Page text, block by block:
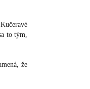
to tým,
že